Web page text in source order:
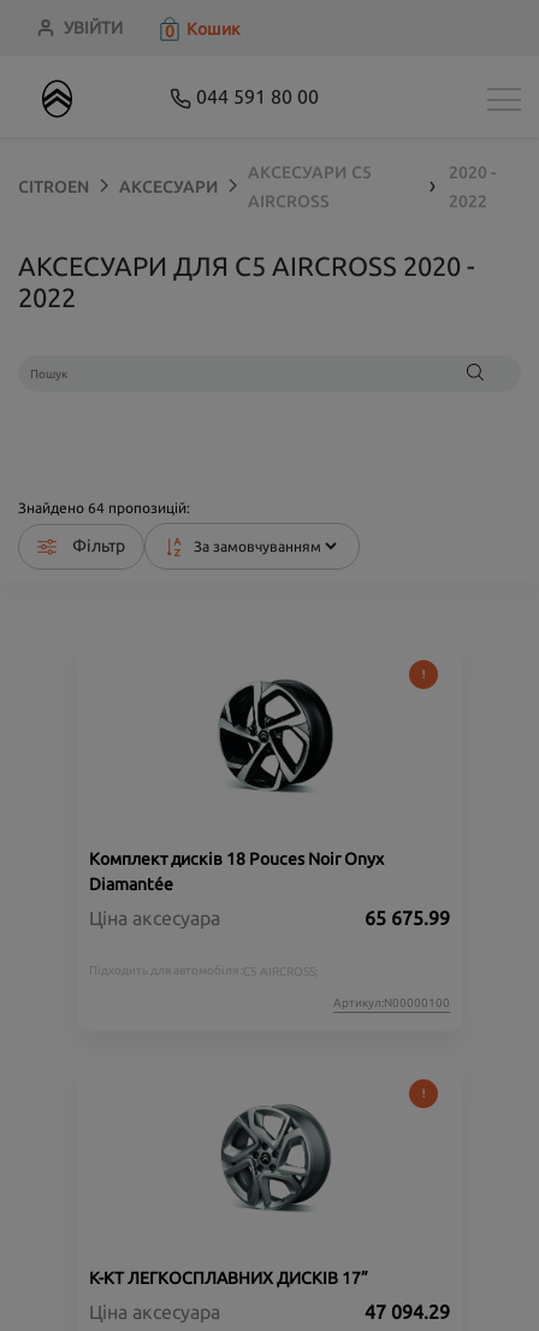
УВІЙТИ 0 Кошик
044 591 80 00
CITROEN АКСЕСУАРИ
АКСЕСУАРИ C5
AIRCROSS
❯
2020 -
2022
АКСЕСУАРИ ДЛЯ C5 AIRCROSS 2020 -
2022
Знайдено 64 пропозицій:
Фільтр
Комплект дисків 18 Pouces Noir Onyx
Diamantée
Ціна аксесуара 65 675.99
Підходить для автомобіля : C5 AIRCROSS;
Артикул:N00000100
К-КТ ЛЕГКОСПЛАВНИХ ДИСКІВ 17”
Ціна аксесуара 47 094.29